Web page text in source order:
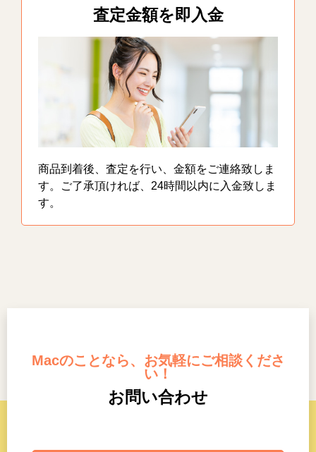
査定金額を即入金
商品到着後、査定を行い、金額をご連絡致しま
す。ご了承頂ければ、24時間以内に入金致しま
す。
Macのことなら、お気軽にご相談くださ
い！
お問い合わせ